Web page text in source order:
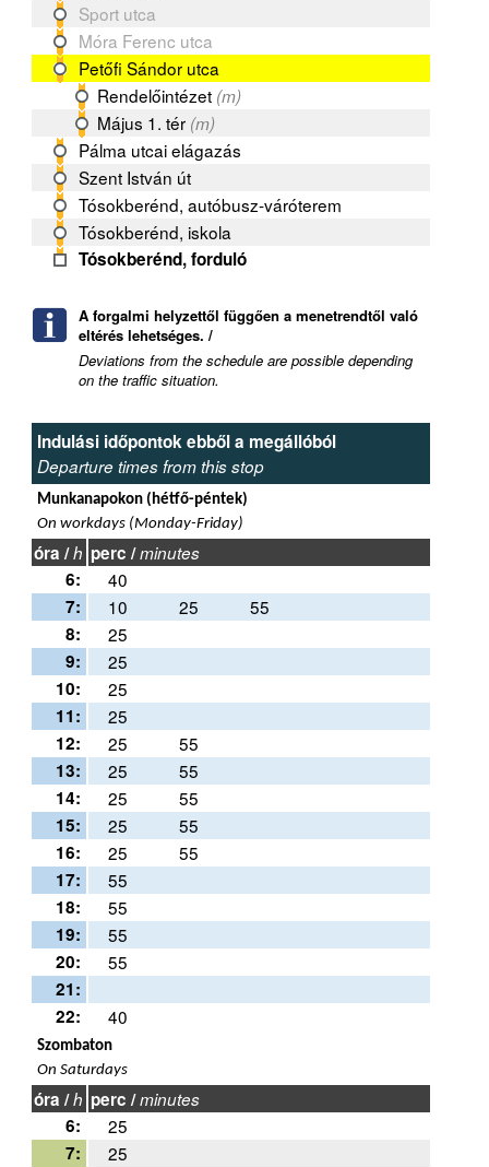
Sport utca
Móra Ferenc utca
Petőfi Sándor utca
Rendelőintézet (m)
Május 1. tér (m)
Pálma utcai elágazás
Szent István út
Tósokberénd, autóbusz-váróterem
Tósokberénd, iskola
Tósokberénd, forduló
A forgalmi helyzettől függően a menetrendtől való
eltérés lehetséges. /
Deviations from the schedule are possible depending
on the traffic situation.
Indulási időpontok ebből a megállóból
Departure times from this stop
Munkanapokon (hétfő-péntek)
On workdays (Monday-Friday)
óra /h perc /minutes
6:
40
7:
10 25
55
8:
25
9:
25
10:
25
11:
25
12:
25
55
13:
25
55
14:
25
55
15:
25
55
16:
25
55
17:
55
18:
55
19:
55
20:
55
21:
22:
40
Szombaton
On Saturdays
óra /h perc /minutes
6:
25
7:
25